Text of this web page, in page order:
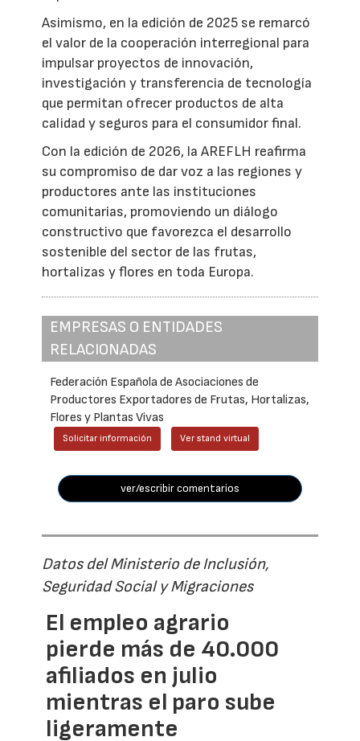
Asimismo, en la edición de 2025 se remarcó
el valor de la cooperación interregional para
impulsar proyectos de innovación,
investigación y transferencia de tecnología
que permitan ofrecer productos de alta
calidad y seguros para el consumidor final.
Con la edición de 2026, la AREFLH reafirma
su compromiso de dar voz a las regiones y
productores ante las instituciones
comunitarias, promoviendo un diálogo
constructivo que favorezca el desarrollo
sostenible del sector de las frutas,
hortalizas y flores en toda Europa.
EMPRESAS O ENTIDADES
RELACIONADAS
Federación Española de Asociaciones de
Productores Exportadores de Frutas, Hortalizas,
Flores y Plantas Vivas
Solicitar información Ver stand virtual
ver/escribir comentarios
Datos del Ministerio de Inclusión,
Seguridad Social y Migraciones
El empleo agrario
pierde más de 40.000
afiliados en julio
mientras el paro sube
ligeramente